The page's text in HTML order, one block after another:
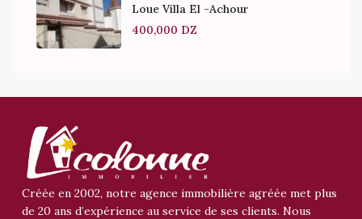
Loue Villa El -Achour
400,000 DZ
Créée en 2002, notre agence immobilière agréée met plus
de 20 ans d’expérience au service de ses clients. Nous